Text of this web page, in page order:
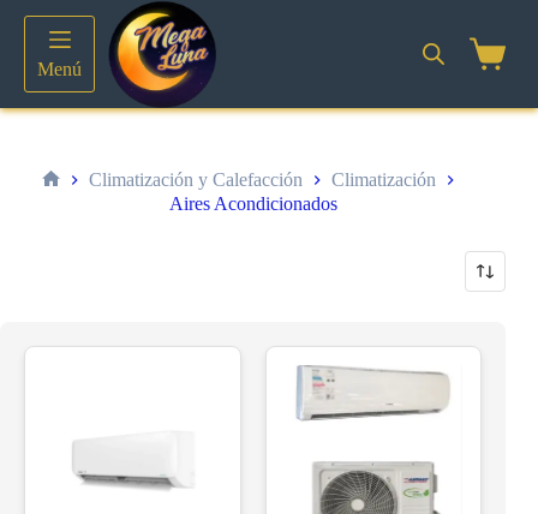
contenido
Menú
Climatización y Calefacción
Climatización
Aires Acondicionados